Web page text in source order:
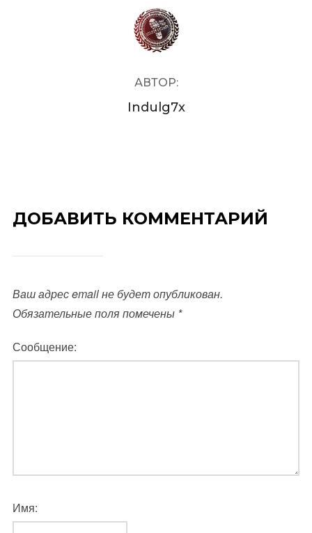
АВТОР ЗАПИСИ
АВТОР:
Indulg7x
ДОБАВИТЬ КОММЕНТАРИЙ
Ваш адрес email не будет опубликован.
Обязательные поля помечены *
Сообщение:
Имя: